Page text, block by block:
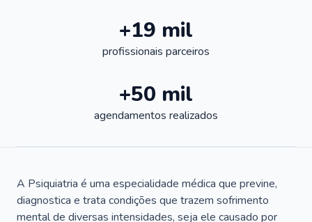
+19 mil
profissionais parceiros
+50 mil
agendamentos realizados
A Psiquiatria é uma especialidade médica que previne,
diagnostica e trata condições que trazem sofrimento
mental de diversas intensidades, seja ele causado por